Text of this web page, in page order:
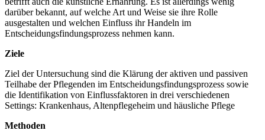
darüber bekannt, auf welche Art und Weise sie ihre Rolle
ausgestalten und welchen Einfluss ihr Handeln im
Entscheidungsfindungsprozess nehmen kann.
Ziele
Ziel der Untersuchung sind die Klärung der aktiven und passiven
Teilhabe der Pflegenden im Entscheidungsfindungsprozess sowie
die Identifikation von Einflussfaktoren in drei verschiedenen
Settings: Krankenhaus, Altenpflegeheim und häusliche Pflege
Methoden